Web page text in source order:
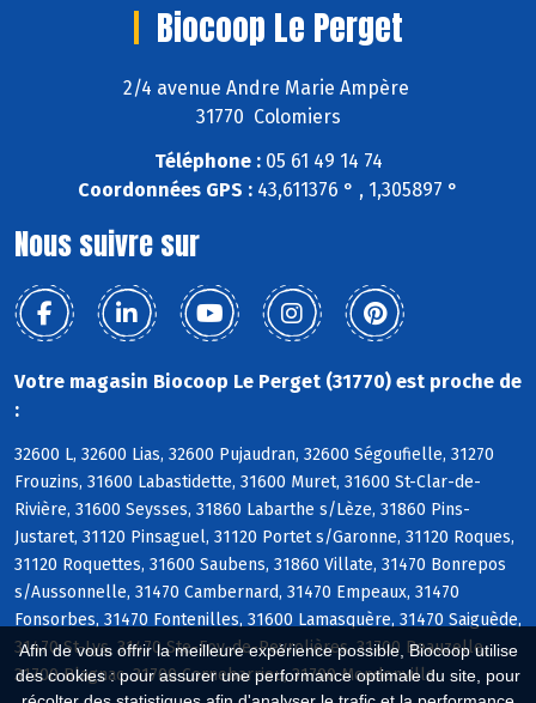
Afin de vous offrir la meilleure expérience possible, Biocoop utilise
des cookies : pour assurer une performance optimale du site, pour
Biocoop Le Perget
2/4 avenue Andre Marie Ampère
31770 Colomiers
Téléphone :05 61 49 14 74
Coordonnées GPS : 43,611376 ° , 1,305897 °
Nous suivre sur
Votre magasin Biocoop Le Perget (31770) est proche de
:
32600 L, 32600 Lias, 32600 Pujaudran, 32600 Ségoufielle, 31270
Frouzins, 31600 Labastidette, 31600 Muret, 31600 St-Clar-de-
Rivière, 31600 Seysses, 31860 Labarthe s/Lèze, 31860 Pins-
Justaret, 31120 Pinsaguel, 31120 Portet s/Garonne, 31120 Roques,
31120 Roquettes, 31600 Saubens, 31860 Villate, 31470 Bonrepos
s/Aussonnelle, 31470 Cambernard, 31470 Empeaux, 31470
Fonsorbes, 31470 Fontenilles, 31600 Lamasquère, 31470 Saiguède,
31470 St-Lys, 31470 Ste-Foy-de-Peyrolières, 31700 Beauzelle,
31700 Blagnac, 31700 Cornebarrieu, 31700 Mondonville